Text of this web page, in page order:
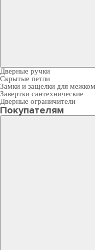
Дверные ручки
Скрытые петли
Замки и защелки для
Завертки сантехнические
Дверные ограничители
Покупателям